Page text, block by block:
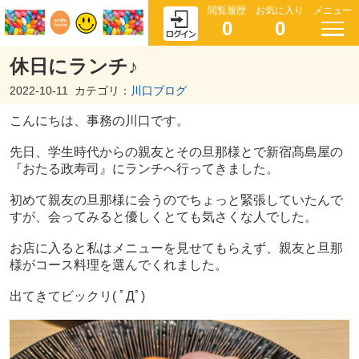
閲覧履歴
0
お気に入り
0
メニュー
休日にランチ♪
2022-10-11 カテゴリ： 川口ブログ
こんにちは、事務の川口です。
先日、学生時代からの親友とその旦那様とで新宿髙島屋の
『おたる政寿司』にランチへ行ってきました。
初めて親友の旦那様に会うのでちょっと緊張していたんで
すが、会ってみると優しくとても気さくな人でした。
お店に入ると私はメニューを見せてもらえず、親友と旦那
様がコース料理を選んでくれました。
出てきてビックリ( ﾟДﾟ)